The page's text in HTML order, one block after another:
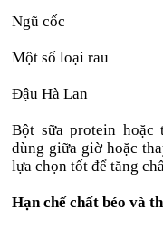
Ngũ cốc
Một số loại rau
Đậu Hà Lan
Bột sữa protein hoặc
dùng giữa giờ hoặc
lựa chọn tốt để tăng
Hạn chế chất béo và